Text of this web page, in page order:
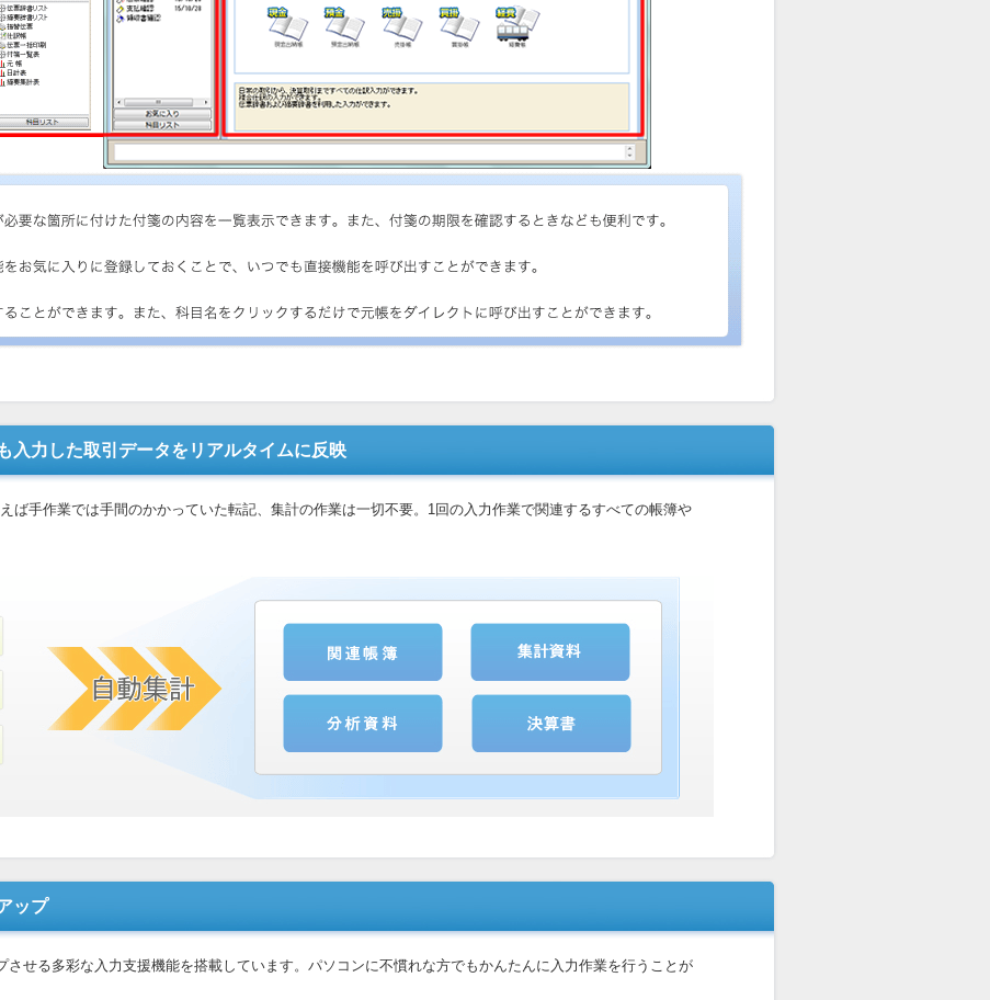
入力した取引データをリアルタイムに反映
ば手作業では手間のかかっていた転記、集計の作業は一切不要。1回の入力作業で関連するすべての帳簿や
ップ
させる多彩な入力支援機能を搭載しています。パソコンに不慣れな方でもかんたんに入力作業を行うことが